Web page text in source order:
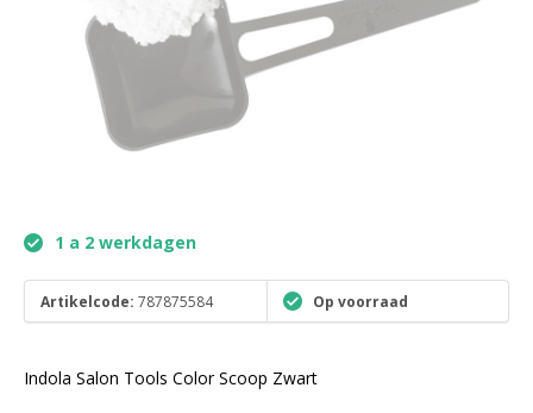
1 a 2 werkdagen
Artikelcode: 787875584 Op voorraad
Indola Salon Tools Color Scoop Zwart